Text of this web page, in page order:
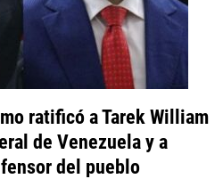
ratificó a Tarek William
de Venezuela y a
del pueblo